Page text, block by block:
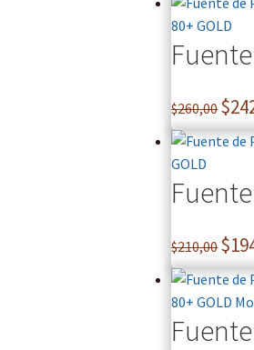
$260,00 $
$210,00 $